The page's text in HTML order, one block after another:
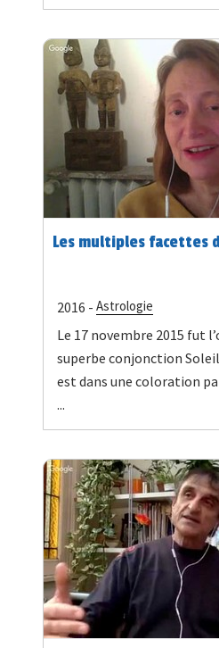
Les multiples facettes
2016 - Astrologie
Le 17 novembre 2015 fut
superbe conjonction
est dans une coloration
...